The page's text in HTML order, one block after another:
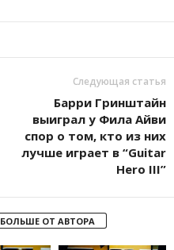
Следующая статья
Барри Гринштайн
выиграл у Фила Айви
спор о том, кто из них
лучше играет в “Guitar
Hero III”
БОЛЬШЕ ОТ АВТОРА